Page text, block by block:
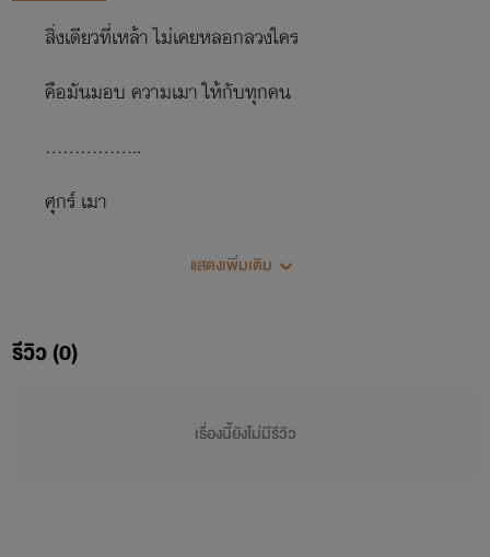
สิ่งเดียวที่เหล้า ไม่เคยหลอกลวงใคร
คือมันมอบ ความเมา ให้กับทุกคน
.................
ศุกร์ เมา
จันทร์ ลา
แสดงเพิ่มเติม
รีวิว (0)
เรื่องนี้ยังไม่มีรีวิว